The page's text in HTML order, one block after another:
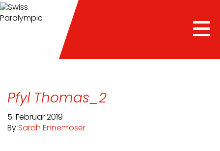
Pfyl Thomas_2
5. Februar 2019
By Sarah Ennemoser